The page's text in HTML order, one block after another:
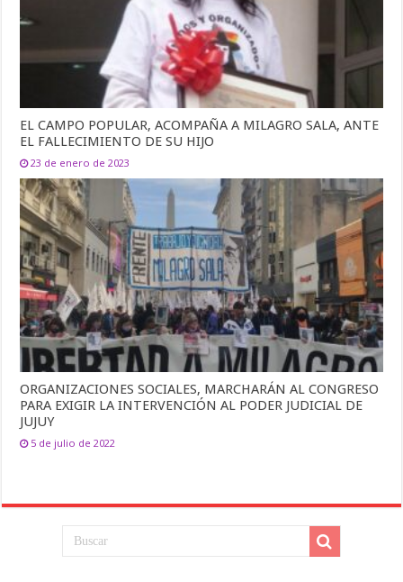
EL CAMPO POPULAR, ACOMPAÑA A MILAGRO SALA, ANTE
EL FALLECIMIENTO DE SU HIJO
23 de enero de 2023
ORGANIZACIONES SOCIALES, MARCHARÁN AL CONGRESO
PARA EXIGIR LA INTERVENCIÓN AL PODER JUDICIAL DE
JUJUY
5 de julio de 2022